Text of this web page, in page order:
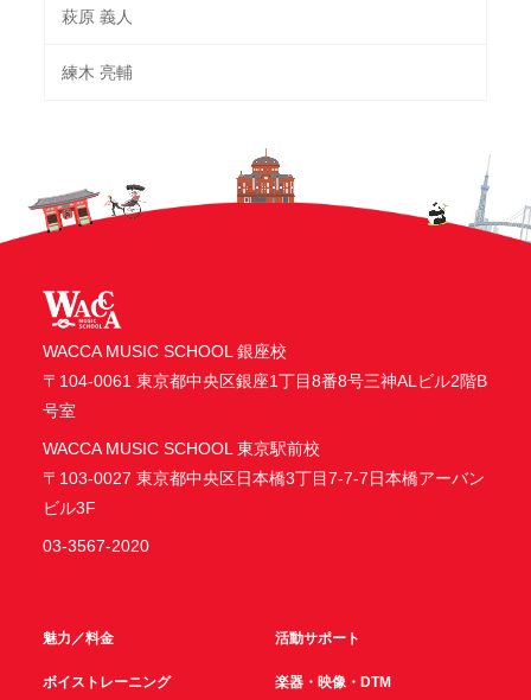
萩原 義人
練木 亮輔
WACCA MUSIC SCHOOL 銀座校
〒104-0061 東京都中央区銀座1丁目8番8号三神ALビル2階B
号室
WACCA MUSIC SCHOOL 東京駅前校
〒103-0027 東京都中央区日本橋3丁目7-7-7日本橋アーバン
ビル3F
03-3567-2020
魅力／料金 活動サポート
ボイストレーニング 楽器・映像・DTM